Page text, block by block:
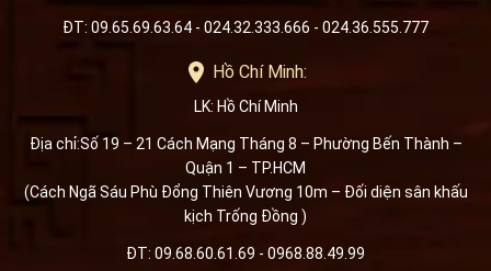
ĐT: 09.65.69.63.64 - 024.32.333.666 - 024.36.555.777
Hồ Chí Minh:
LK: Hồ Chí Minh
Địa chỉ:Số 19 – 21 Cách Mạng Tháng 8 – Phường Bến Thành –
Quận 1 – TP.HCM
(Cách Ngã Sáu Phù Đổng Thiên Vương 10m – Đối diện sân khấu
kịch Trống Đồng )
ĐT: 09.68.60.61.69 - 0968.88.49.99